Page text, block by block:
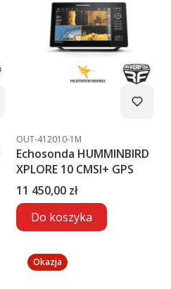
Kod produktu
OUT-412010-1M
Echosonda HUMMINBIRD
XPLORE 10 CMSI+ GPS
Cena
11 450,00 zł
Do koszyka
Okazja